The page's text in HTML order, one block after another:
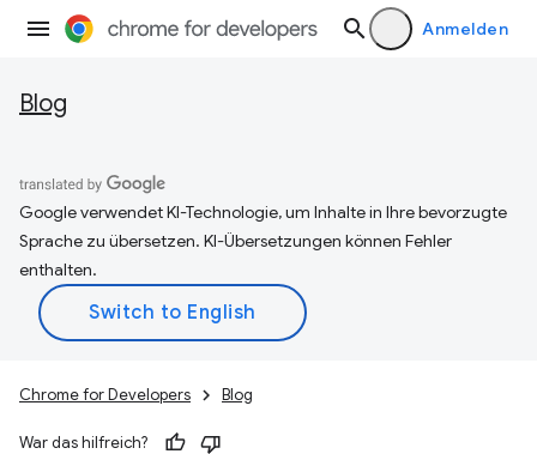
Anmelden
Blog
Google verwendet KI-Technologie, um Inhalte in Ihre bevorzugte
Sprache zu übersetzen. KI-Übersetzungen können Fehler
enthalten.
Chrome for Developers Blog
War das hilfreich?